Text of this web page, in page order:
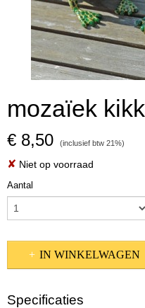
mozaïek
€ 8,50 (inclusief btw 21%)
✘ Niet op voorraad
Aantal
IN WINKELWAGEN
Specificaties